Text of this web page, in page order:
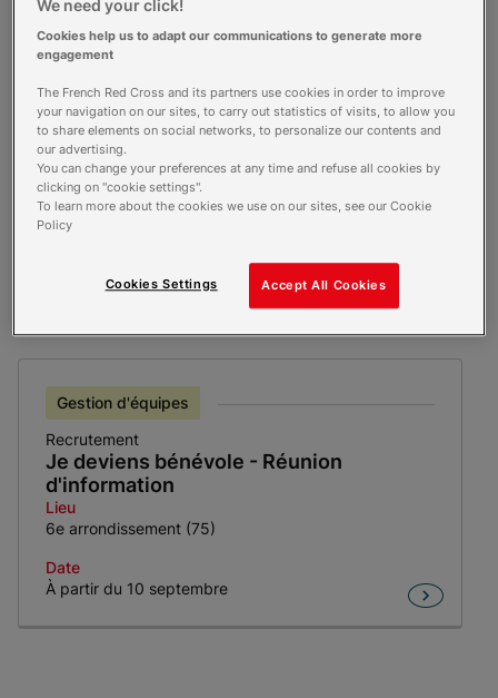
Accueil et orientation
Postes de secours
Réseau de secours
Samu Social, maraudes
Urgence et autres opérations
bénévolat
Je deviens bénévole - Réunion
d'information
Gestion d'équipes
Recrutement
Lieu
6e arrondissement (75)
Date
À partir du 10 septembre
We need your click!
Cookies help us to adapt our communications to generate more
engagement
The French Red Cross and its partners use cookies in order to improve
your navigation on our sites, to carry out statistics of visits, to allow you
to share elements on social networks, to personalize our contents and
our advertising.
You can change your preferences at any time and refuse all cookies by
clicking on "cookie settings".
To learn more about the cookies we use on our sites, see our Cookie
Policy
Accept All Cookies
Cookies Settings